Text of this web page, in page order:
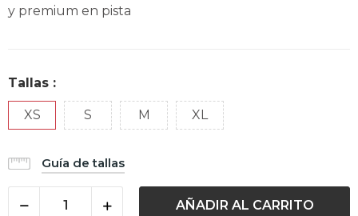
y premium en pista
Tallas :
XS S M XL
Guía de tallas
AÑADIR AL CARRITO